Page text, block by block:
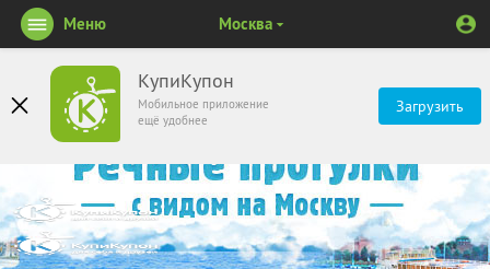
КупиКупон
Мобильное приложение
ещё удобнее
Загрузить
Меню Москва